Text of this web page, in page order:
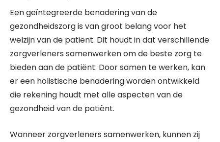
Een geïntegreerde benadering van de
gezondheidszorg is van groot belang voor het
welzijn van de patiënt. Dit houdt in dat verschillende
zorgverleners samenwerken om de beste zorg te
bieden aan de patiënt. Door samen te werken, kan
er een holistische benadering worden ontwikkeld
die rekening houdt met alle aspecten van de
gezondheid van de patiënt.
Wanneer zorgverleners samenwerken, kunnen zij